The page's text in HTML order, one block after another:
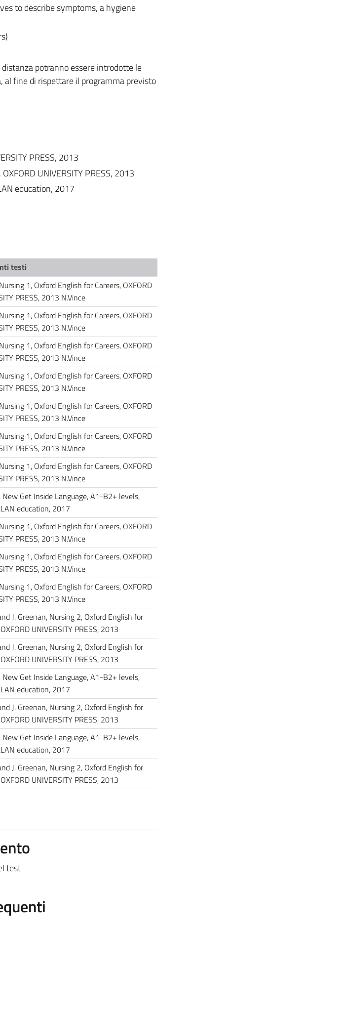
to describe symptoms, a hygiene
potranno essere introdotte le
al fine di rispettare il programma previsto
PRESS, 2013
UNIVERSITY PRESS, 2013
education, 2017
testi
1, Oxford English for Careers, OXFORD
PRESS, 2013 N.Vince
1, Oxford English for Careers, OXFORD
PRESS, 2013 N.Vince
1, Oxford English for Careers, OXFORD
PRESS, 2013 N.Vince
1, Oxford English for Careers, OXFORD
PRESS, 2013 N.Vince
1, Oxford English for Careers, OXFORD
PRESS, 2013 N.Vince
1, Oxford English for Careers, OXFORD
PRESS, 2013 N.Vince
1, Oxford English for Careers, OXFORD
PRESS, 2013 N.Vince
New Get Inside Language, A1-B2+ levels,
education, 2017
1, Oxford English for Careers, OXFORD
PRESS, 2013 N.Vince
1, Oxford English for Careers, OXFORD
PRESS, 2013 N.Vince
1, Oxford English for Careers, OXFORD
PRESS, 2013 N.Vince
J. Greenan, Nursing 2, Oxford English for
UNIVERSITY PRESS, 2013
J. Greenan, Nursing 2, Oxford English for
UNIVERSITY PRESS, 2013
New Get Inside Language, A1-B2+ levels,
education, 2017
J. Greenan, Nursing 2, Oxford English for
UNIVERSITY PRESS, 2013
New Get Inside Language, A1-B2+ levels,
education, 2017
J. Greenan, Nursing 2, Oxford English for
UNIVERSITY PRESS, 2013
test